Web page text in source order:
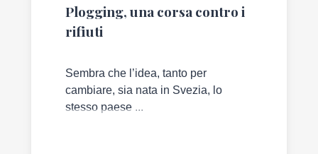
Plogging, una corsa contro i
rifiuti
Sembra che l’idea, tanto per
cambiare, sia nata in Svezia, lo
stesso paese ...